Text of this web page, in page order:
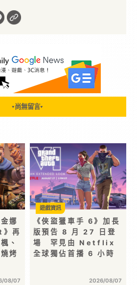
▼ 尚無留言▼
娜
再
、
烤
08/07
《俠盜獵車手 6》加長
版預告 8 月 27 日登
場 罕見由 Netflix
全球獨佔首播 6 小時
2026/08/07
遊戲資訊